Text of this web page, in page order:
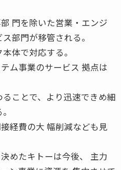
門を除いた営業・エンジ
部門が移管される。
体で対応する。
ム事業のサービス 拠点は
ことで、より迅速できめ細
経費の大 幅削減なども見
めたキトーは今後、 主力